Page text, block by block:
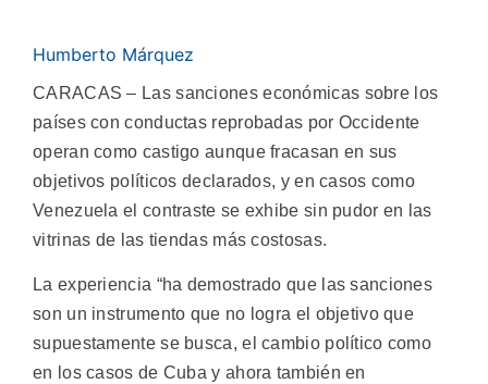
Humberto Márquez
CARACAS – Las sanciones económicas sobre los
países con conductas reprobadas por Occidente
operan como castigo aunque fracasan en sus
objetivos políticos declarados, y en casos como
Venezuela el contraste se exhibe sin pudor en las
vitrinas de las tiendas más costosas.
La experiencia “ha demostrado que las sanciones
son un instrumento que no logra el objetivo que
supuestamente se busca, el cambio político como
en los casos de Cuba y ahora también en